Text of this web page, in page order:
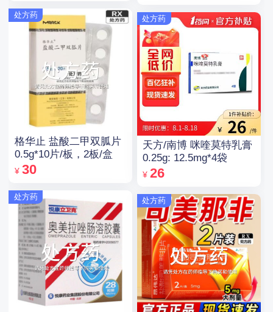
处方药
格华止 盐酸二甲双胍片
0.5g*10片/板，2板/盒
¥ 30
处方药
处方药
天方/南博 咪喹莫特乳膏
0.25g: 12.5mg*4袋
¥ 26
处方药